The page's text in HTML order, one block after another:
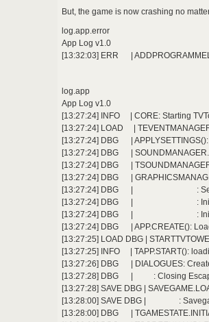
But, the game is now crashing no
log.app.error
App Log v1.0
[13:32:03] ERR |
log.app
App Log v1.0
[13:27:24] INFO | CORE: Starting
[13:27:24] LOAD |
[13:27:24] DBG |
[13:27:24] DBG |
[13:27:24] DBG |
[13:27:24] DBG |
[13:27:24] DBG | :
[13:27:24] DBG | : Initialized
[13:27:24] DBG | : Initialized
[13:27:24] DBG | APP.CREATE():
[13:27:25] LOAD DBG |
[13:27:25] INFO | TAPP.START():
[13:27:26] DBG | DIALOGUES:
[13:27:28] DBG | : Closing
[13:27:28] SAVE DBG |
[13:28:00] SAVE DBG | :
[13:28:00] DBG |